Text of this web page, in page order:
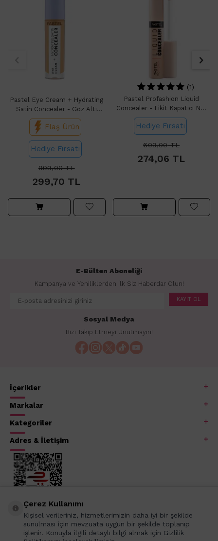
Pastel Eye Cream + Hydrating
Satin Concealer - Göz Altı
Kapatıcı No: 66 Deep Medium
Flaş Ürün
Hediye Fırsatı
999,00TL
299,70 TL
(1)
Pastel Profashion Liquid
Concealer - Likit Kapatıcı No:
101 Porcelain
Hediye Fırsatı
609,00TL
274,06 TL
E-Bülten Aboneliği
Kampanya ve Yeniliklerden İlk Siz Haberdar Olun!
KAYIT OL
Sosyal Medya
Bizi Takip Etmeyi Unutmayın!
İçerikler
Markalar
Kategoriler
Adres & İletişim
Çerez Kullanımı
Kişisel verileriniz, hizmetlerimizin daha iyi bir şekilde
sunulması için mevzuata uygun bir şekilde toplanıp
işlenir. Konuyla ilgili detaylı bilgi almak için Gizlilik